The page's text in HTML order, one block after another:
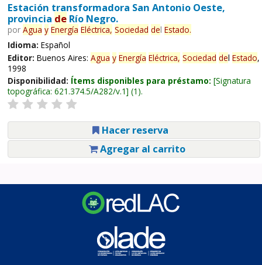
Estación transformadora San Antonio Oeste,
provincia deRío Negro.
por Agua y Energía Eléctrica, Sociedad del Estado.
Idioma: Español
Editor: Buenos Aires: Agua y Energía Eléctrica, Sociedad del Estado,
1998
Disponibilidad: Ítems disponibles para préstamo: Signatura
topográfica: 621.374.5/A282/v.1 (1).
Hacer reserva
Agregar al carrito